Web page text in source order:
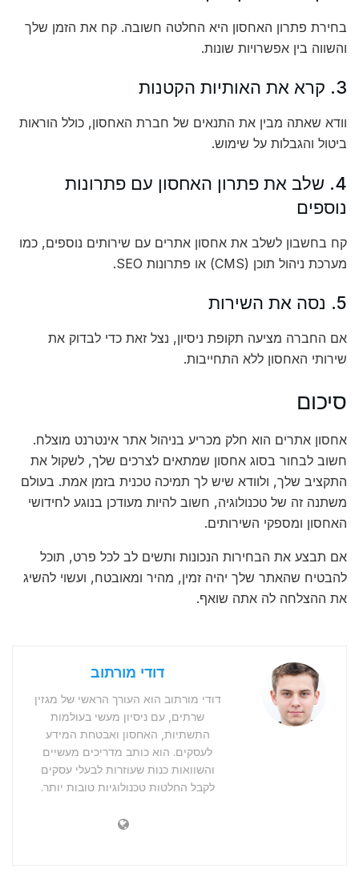
בחירת פתרון האחסון היא החלטה חשובה. קח את הזמן שלך
והשווה בין אפשרויות שונות.
3. קרא את האותיות הקטנות
וודא שאתה מבין את התנאים של חברת האחסון, כולל הוראות
ביטול והגבלות על שימוש.
4. שלב את פתרון האחסון עם פתרונות
נוספים
קח בחשבון לשלב את אחסון אתרים עם שירותים נוספים, כמו
מערכת ניהול תוכן (CMS) או פתרונות SEO.
5. נסה את השירות
אם החברה מציעה תקופת ניסיון, נצל זאת כדי לבדוק את
שירותי האחסון ללא התחייבות.
סיכום
אחסון אתרים הוא חלק מכריע בניהול אתר אינטרנט מוצלח.
חשוב לבחור בסוג אחסון שמתאים לצרכים שלך, לשקול את
התקציב שלך, ולוודא שיש לך תמיכה טכנית בזמן אמת. בעולם
משתנה זה של טכנולוגיה, חשוב להיות מעודכן בנוגע לחידושי
האחסון ומספקי השירותים.
אם תבצע את הבחירות הנכונות ותשים לב לכל פרט, תוכל
להבטיח שהאתר שלך יהיה זמין, מהיר ומאובטח, ועשוי להשיג
את ההצלחה לה אתה שואף.
דודי מורתוב
דודי מורתוב הוא העורך הראשי של מגזין
שרתים, עם ניסיון מעשי בעולמות
התשתיות, האחסון ואבטחת המידע
לעסקים. הוא כותב מדריכים מעשיים
והשוואות כנות שעוזרות לבעלי עסקים
לקבל החלטות טכנולוגיות טובות יותר.